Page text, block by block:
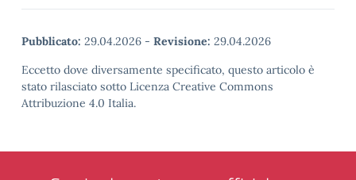
Pubblicato: 29.04.2026 - Revisione: 29.04.2026
Eccetto dove diversamente specificato, questo articolo è
stato rilasciato sotto Licenza Creative Commons
Attribuzione 4.0 Italia.